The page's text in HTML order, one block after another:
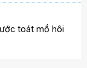
toát mồ hôi